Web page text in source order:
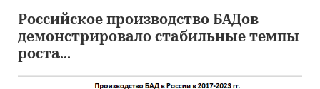
Российское производство БАДов
демонстрировало стабильные темпы
роста...